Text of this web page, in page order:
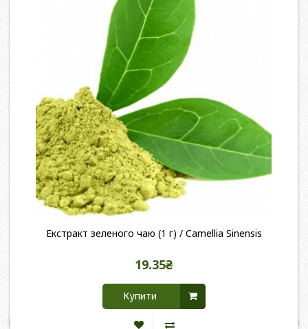
Екстракт зеленого чаю (1 г) / Camellia Sinensis
19.35₴
Купити